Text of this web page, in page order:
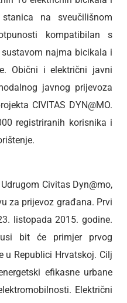
na sveučilišnom
kompatibilan s
najma bicikala i
Obični i električni javni
javnog prijevoza
CIVITAS DYN@MO.
registriranih korisnika i
Civitas Dyn@mo,
za prijevoz građana. Prvi
listopada 2015. godine.
bit će primjer prvog
u Republici Hrvatskoj. Cilj
efikasne urbane
Električni